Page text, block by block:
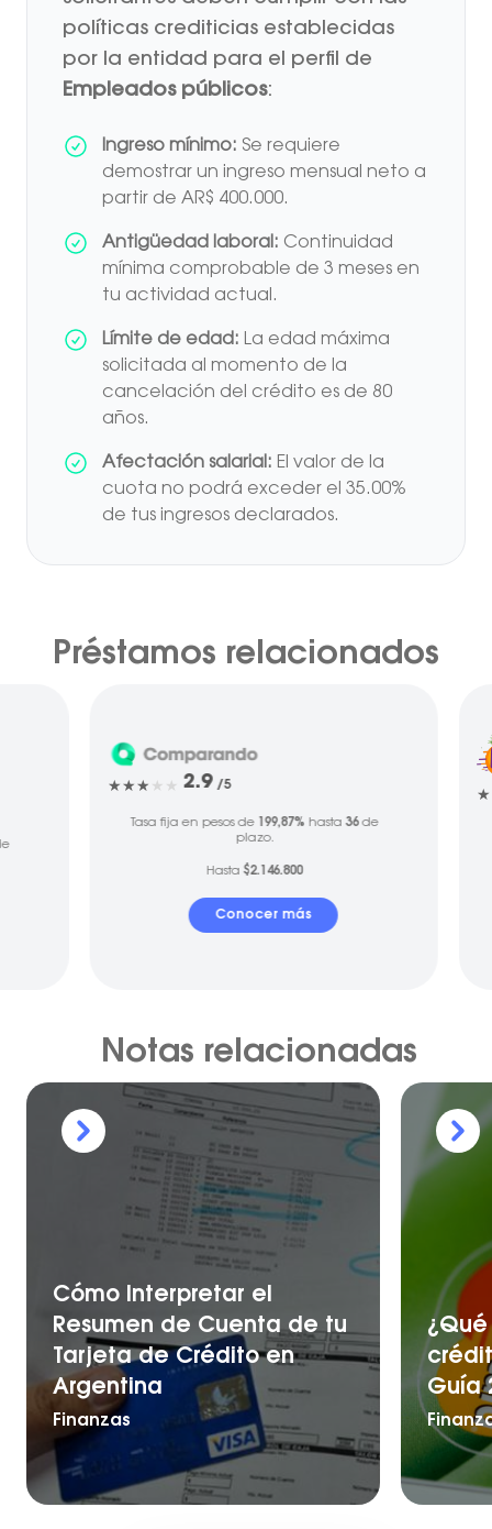
políticas crediticias establecidas
por la entidad para el perfil de
Empleados públicos:
Ingreso mínimo: Se requiere
demostrar un ingreso mensual neto a
partir de AR$ 400.000.
Antigüedad laboral: Continuidad
mínima comprobable de 3 meses en
tu actividad actual.
Límite de edad: La edad máxima
solicitada al momento de la
cancelación del crédito es de 80
años.
Afectación salarial: El valor de la
cuota no podrá exceder el 35.00%
de tus ingresos declarados.
Préstamos relacionados
2.9 /5
Tasa fija en pesos de 199,87% hasta36de
plazo.
Hasta$2.146.800
Conocer más
Notas relacionadas
Cómo Interpretar el
Resumen de Cuenta de tu
Tarjeta de Crédito en
Argentina
Finanzas
Guía